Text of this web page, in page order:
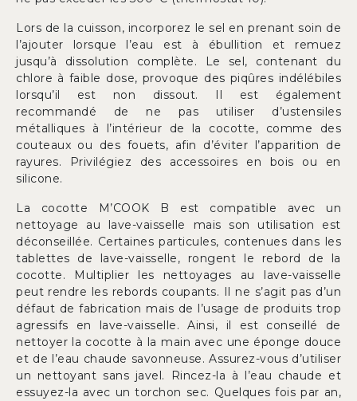
Lors de la cuisson, incorporez le sel en prenant soin de
l’ajouter lorsque l’eau est à ébullition et remuez
jusqu’à dissolution complète. Le sel, contenant du
chlore à faible dose, provoque des piqûres indélébiles
lorsqu’il est non dissout. Il est également
recommandé de ne pas utiliser d’ustensiles
métalliques à l’intérieur de la cocotte, comme des
couteaux ou des fouets, afin d’éviter l’apparition de
rayures. Privilégiez des accessoires en bois ou en
silicone.
La cocotte M’COOK B est compatible avec un
nettoyage au lave-vaisselle mais son utilisation est
déconseillée. Certaines particules, contenues dans les
tablettes de lave-vaisselle, rongent le rebord de la
cocotte. Multiplier les nettoyages au lave-vaisselle
peut rendre les rebords coupants. Il ne s’agit pas d’un
défaut de fabrication mais de l’usage de produits trop
agressifs en lave-vaisselle. Ainsi, il est conseillé de
nettoyer la cocotte à la main avec une éponge douce
et de l’eau chaude savonneuse. Assurez-vous d’utiliser
un nettoyant sans javel. Rincez-la à l’eau chaude et
essuyez-la avec un torchon sec. Quelques fois par an,